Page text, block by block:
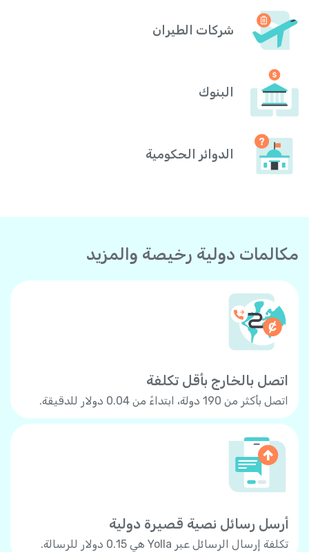
شركات الطيران
البنوك
الدوائر الحكومية
مكالمات دولية رخيصة والمزيد
اتصل بالخارج بأقل تكلفة
اتصل بأكثر من 190 دولة، ابتداءً من 0.04 دولار للدقيقة.
أرسل رسائل نصية قصيرة دولية
تكلفة إرسال الرسائل عبر Yolla هي 0.15 دولار للرسالة.